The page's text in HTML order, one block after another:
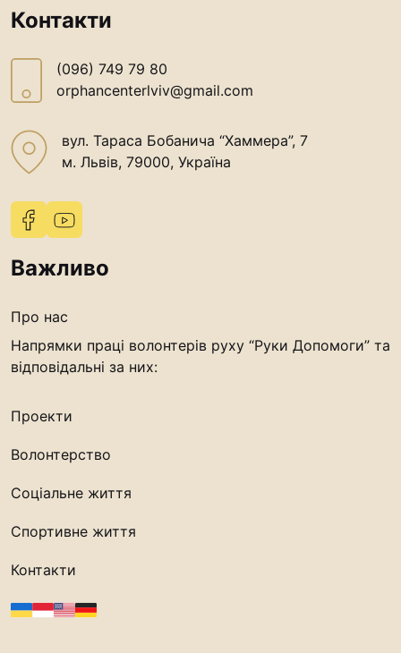
Контакти
(096) 749 79 80
orphancenterlviv@gmail.com
вул. Тараса Бобанича “Хаммера”, 7
м. Львів, 79000, Україна
Важливо
Про нас
Напрямки праці волонтерів руху “Руки Допомоги” та
відповідальні за них:
Проекти
Волонтерство
Соціальне життя
Спортивне життя
Контакти